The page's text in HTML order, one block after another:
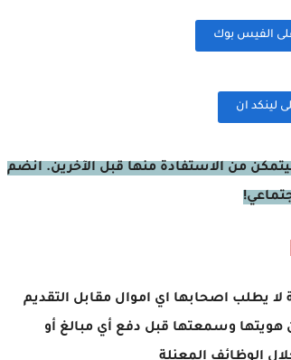
الفيس بوك
لينكد ان
من الاستفادة منها قبل الآخرين. انضم
لا يطلب اصحابها اي اموال مقابل التقديم
هويتها وسمعتها قبل دفع أي مبالغ أو